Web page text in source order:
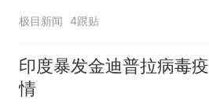
极目新闻 4跟贴
印度暴发金迪普拉病毒疫
情